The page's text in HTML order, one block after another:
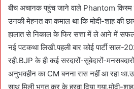
बीच अचानक पहुंच जाने वाले Phantom किस्म
उनकी मेहनत का कमाल था कि मोदी-शाह की
हालात से निकाल के फिर सत्ता में ले आने में
नई पटकथा लिखी.पहली बार कोई पार्टी
रही.BJP के ही कई सरदारों-सूबेदारों-
अनुभवहीन का CM बनना रास नहीं आ रहा
साथ मिली भगत कर के हरवा दिया गया.मोदी-